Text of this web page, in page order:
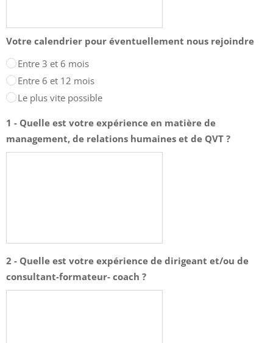
Votre calendrier pour éventuellement nous rejoindre
Entre 3 et 6 mois
Entre 6 et 12 mois
Le plus vite possible
1 - Quelle est votre expérience en matière de
management, de relations humaines et de QVT ?
2 - Quelle est votre expérience de dirigeant et/ou de
consultant-formateur- coach ?